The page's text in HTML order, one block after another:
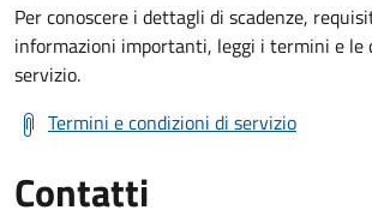
Per conoscere i dettagli di scadenze,
informazioni importanti, leggi i termini e le
servizio.
Termini e condizioni di servizio
Contatti